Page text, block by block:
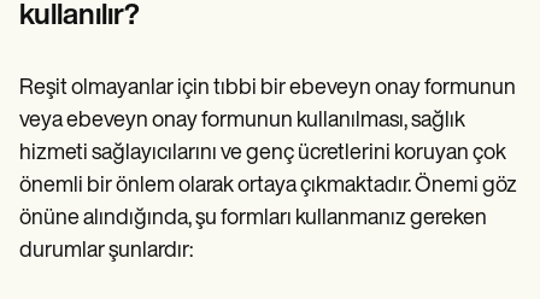
kullanılır?
Reşit olmayanlar için tıbbi bir ebeveyn onay formunun
veya ebeveyn onay formunun kullanılması, sağlık
hizmeti sağlayıcılarını ve genç ücretlerini koruyan çok
önemli bir önlem olarak ortaya çıkmaktadır. Önemi göz
önüne alındığında, şu formları kullanmanız gereken
durumlar şunlardır: